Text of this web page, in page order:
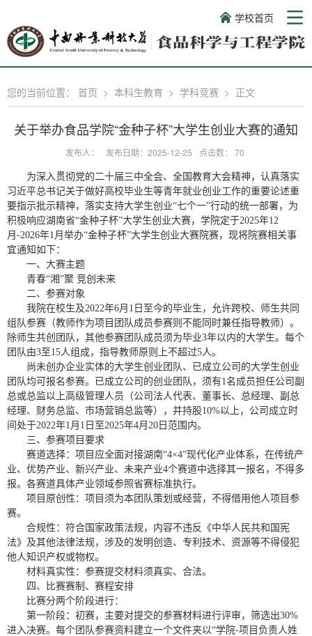
学校首页
您的当前位置： 首页 > 本科生教育 > 学科竞赛 > 正文
关于举办食品学院“金种子杯”大学生创业大赛的通知
发布人： 发布日期：2025-12-25 点击数： 70
为深入贯彻党的二十届三中全会、全国教育大会精神，认真落实
习近平总书记关于做好高校毕业生等青年就业创业工作的重要论述重
要指示批示精神，落实支持大学生创业“七个一”行动的统一部署，为
积极响应湖南省“金种子杯”大学生创业大赛，学院定于2025年12
月-2026年1月举办“金种子杯”大学生创业大赛院赛，现将院赛相关事
宜通知如下：
一、大赛主题
青春“湘”聚 竞创未来
二、参赛对象
我院在校生及2022年6月1日至今的毕业生，允许跨校、师生共同
组队参赛（教师作为项目团队成员参赛则不能同时兼任指导教师）。
除师生共创团队，其他参赛团队成员须为毕业3年以内的大学生。每个
团队由3至15人组成，指导教师原则上不超过5人。
尚未创办企业实体的大学生创业团队、已成立公司的大学生创业
团队均可报名参赛。已成立公司的创业团队，须有1名成员担任公司副
总或总监以上高级管理人员（公司法人代表、董事长、总经理、副总
经理、财务总监、市场营销总监等），并持股10%以上，公司成立时
间处于2022年1月1日至2025年4月20日范围内。
三、参赛项目要求
赛道选择：项目应全面对接湖南“4×4”现代化产业体系，在传统产
业、优势产业、新兴产业、未来产业4个赛道中选择其一报名，不得多
报。各赛道具体产业领域参照省赛标准执行。
项目原创性：项目须为本团队策划或经营，不得借用他人项目参
赛。
合规性：符合国家政策法规，内容不违反《中华人民共和国宪
法》及其他法律法规，涉及的发明创造、专利技术、资源等不得侵犯
他人知识产权或物权。
材料真实性：参赛提交材料须真实、合法。
四、比赛赛制、赛程安排
比赛分两个阶段进行：
第一阶段：初赛，主要对提交的参赛材料进行评审，筛选出30%
进入决赛。每个团队参赛资料建立一个文件夹以“学院-项目负责人姓